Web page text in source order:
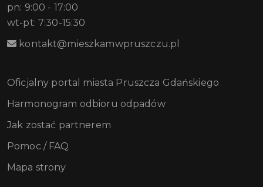
pn: 9:00 - 17:00
wt-pt: 7:30-15:30
kontakt@mieszkamwpruszczu.pl
Oficjalny portal miasta Pruszcza Gdańskiego
Harmonogram odbioru odpadów
Jak zostać partnerem
Pomoc / FAQ
Mapa strony